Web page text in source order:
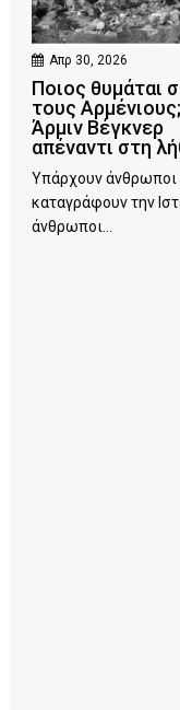
Απρ 30, 2026
Ποιος θυμάται
τους
Άρμιν Βέγκνερ
απέναντι στη
Υπάρχουν άνθρωποι
καταγράφουν την
άνθρωποι...